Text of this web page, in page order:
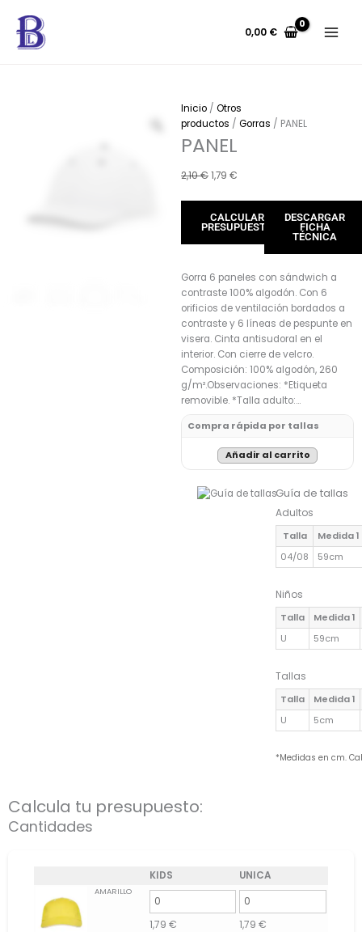
contenido
0,00 €
Inicio / Otros
productos / Gorras / PANEL
PANEL
2,10€El
era:
1,79 €
es:
CALCULAR
PRESUPUESTO
DESCARGAR
FICHA
TÉCNICA
Gorra 6 paneles con sándwich a
contraste 100% algodón. Con 6
orificios de ventilación bordados a
contraste y 6 líneas de pespunte en
visera. Cinta antisudoral en el
interior. Con cierre de velcro.
Composición: 100% algodón, 260
g/m².Observaciones: *Etiqueta
removible. *Talla adulto:…
Compra rápida por tallas
Añadir al carrito
Guía de tallas
Adultos
Talla
Medida 1
04/08
59cm
Niños
Talla
Medida 1
U
59cm
Tallas
Talla
Medida 1
U
5cm
*Medidas en cm.
Calcula tu presupuesto:
Cantidades
KIDS UNICA
AMARILLO
1,79 € 1,79 €